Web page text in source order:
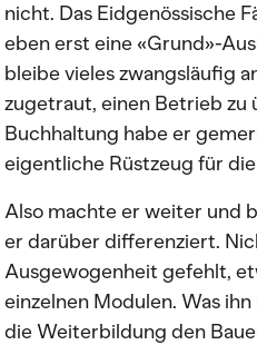
nicht. Das Eidgenössische
eben erst eine «Grund»-
bleibe vieles zwangsläufig
zugetraut, einen Betrieb zu
Buchhaltung habe er
eigentliche Rüstzeug für
Also machte er weiter und
er darüber differenziert.
Ausgewogenheit gefehlt,
einzelnen Modulen. Was
die Weiterbildung den